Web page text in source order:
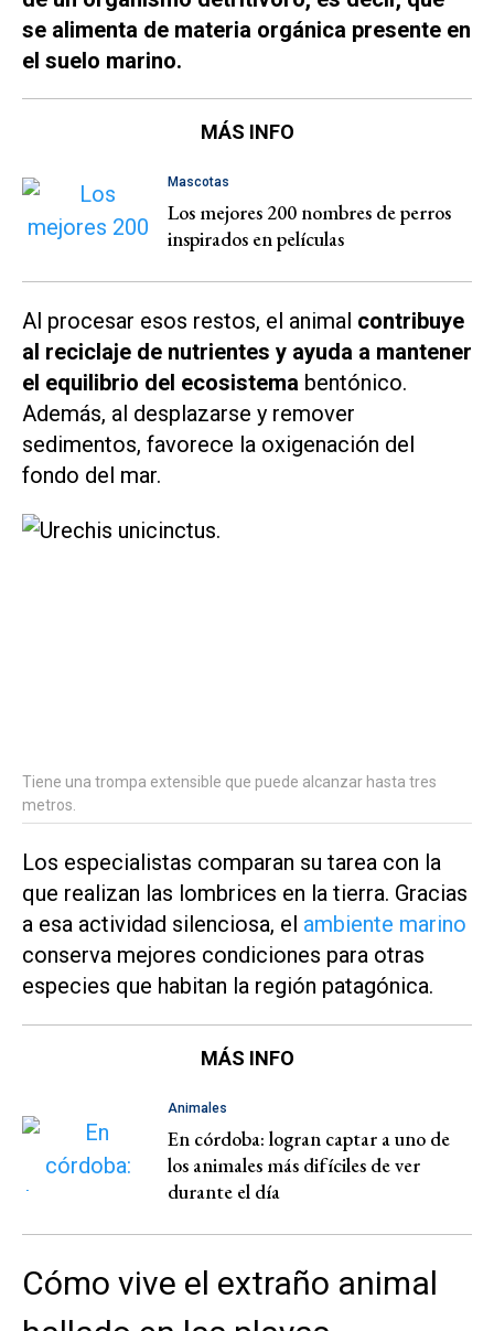
se alimenta de materia orgánica presente en
el suelo marino.
MÁS INFO
Mascotas
Los mejores 200 nombres de perros
inspirados en películas
Al procesar esos restos, el animal contribuye
al reciclaje de nutrientes y ayuda a mantener
el equilibrio del ecosistema bentónico.
Además, al desplazarse y remover
sedimentos, favorece la oxigenación del
fondo del mar.
Tiene una trompa extensible que puede alcanzar hasta tres
metros.
Los especialistas comparan su tarea con la
que realizan las lombrices en la tierra. Gracias
a esa actividad silenciosa, el ambiente marino
conserva mejores condiciones para otras
especies que habitan la región patagónica.
MÁS INFO
Animales
En córdoba: logran captar a uno de
los animales más difíciles de ver
durante el día
Cómo vive el extraño animal